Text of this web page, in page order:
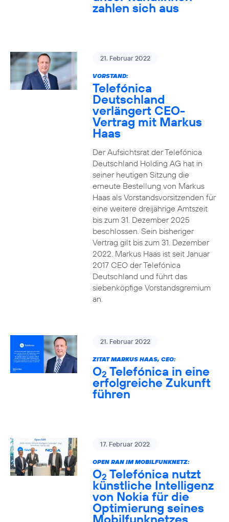
zahlen sich aus
21. Februar 2022
VORSTAND:
Telefónica
Deutschland
verlängert CEO-
Vertrag mit Markus
Haas
Der Aufsichtsrat der Telefónica
Deutschland Holding AG hat in
seiner heutigen Sitzung die
erneute Bestellung von Markus
Haas als Vorstandsvorsitzenden für
eine weitere dreijährige Amtszeit
bis zum 31. Dezember 2025
beschlossen. Sein bisheriger
Vertrag gilt bis zum 31. Dezember
2022. Markus Haas ist seit Januar
2017 CEO der Telefónica
Deutschland und führt das
siebenköpfige Vorstandsgremium
an.
21. Februar 2022
ZITAT MARKUS HAAS, CEO:
O2 Telefónica in eine
erfolgreiche Zukunft
führen
17. Februar 2022
OPEN RAN IM MOBILFUNKNETZ:
O2 Telefónica nutzt
künstliche Intelligenz
von Nokia für die
Optimierung seines
Mobilfunknetzes